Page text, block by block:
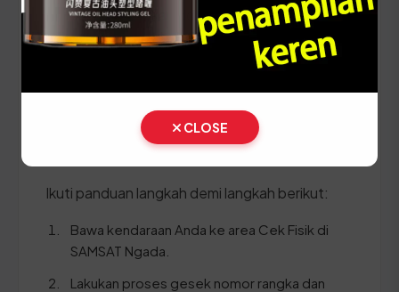
kendaraan. Siapkan dokumen tambahan ini:
STNK asli
SKPD asli
BPKB asli & copy
Ikuti panduan langkah demi langkah berikut:
Bawa kendaraan Anda ke area Cek Fisik di
SAMSAT Ngada.
Lakukan proses gesek nomor rangka dan
CLOSE